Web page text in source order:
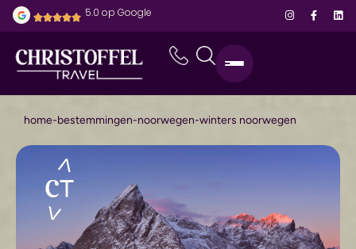
5.0 op Google
home-bestemmingen-noorwegen-winters noorwegen